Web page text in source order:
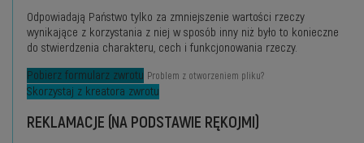
Odpowiadają Państwo tylko za zmniejszenie wartości rzeczy
wynikające z korzystania z niej w sposób inny niż było to konieczne
do stwierdzenia charakteru, cech i funkcjonowania rzeczy.
Pobierz formularz zwrotu Problem z otworzeniem pliku?
Skorzystaj z kreatora zwrotu
REKLAMACJE (NA PODSTAWIE RĘKOJMI)